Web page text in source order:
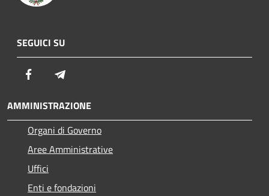
SEGUICI SU
Facebook
AMMINISTRAZIONE
Organi di Governo
Aree Amministrative
Uffici
Enti e fondazioni